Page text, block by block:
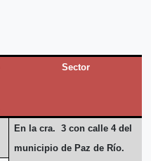
Sector
En la cra. 3 con calle 4 del
municipio de Paz de Río.